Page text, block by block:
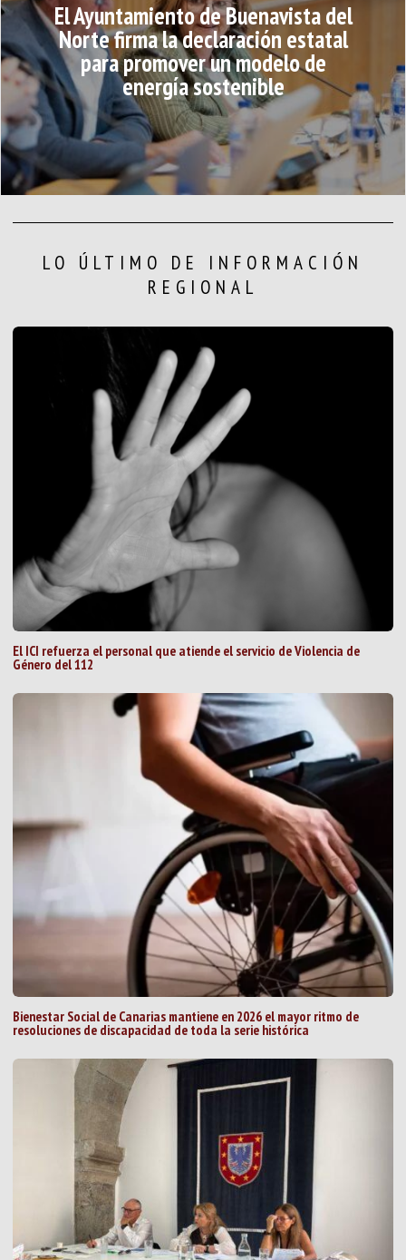
El Ayuntamiento de Buenavista del
Norte firma la declaración estatal
para promover un modelo de
energía sostenible
LO ÚLTIMO DE INFORMACIÓN
REGIONAL
El ICI refuerza el personal que atiende el servicio de Violencia de
Género del 112
Bienestar Social de Canarias mantiene en 2026 el mayor ritmo de
resoluciones de discapacidad de toda la serie histórica